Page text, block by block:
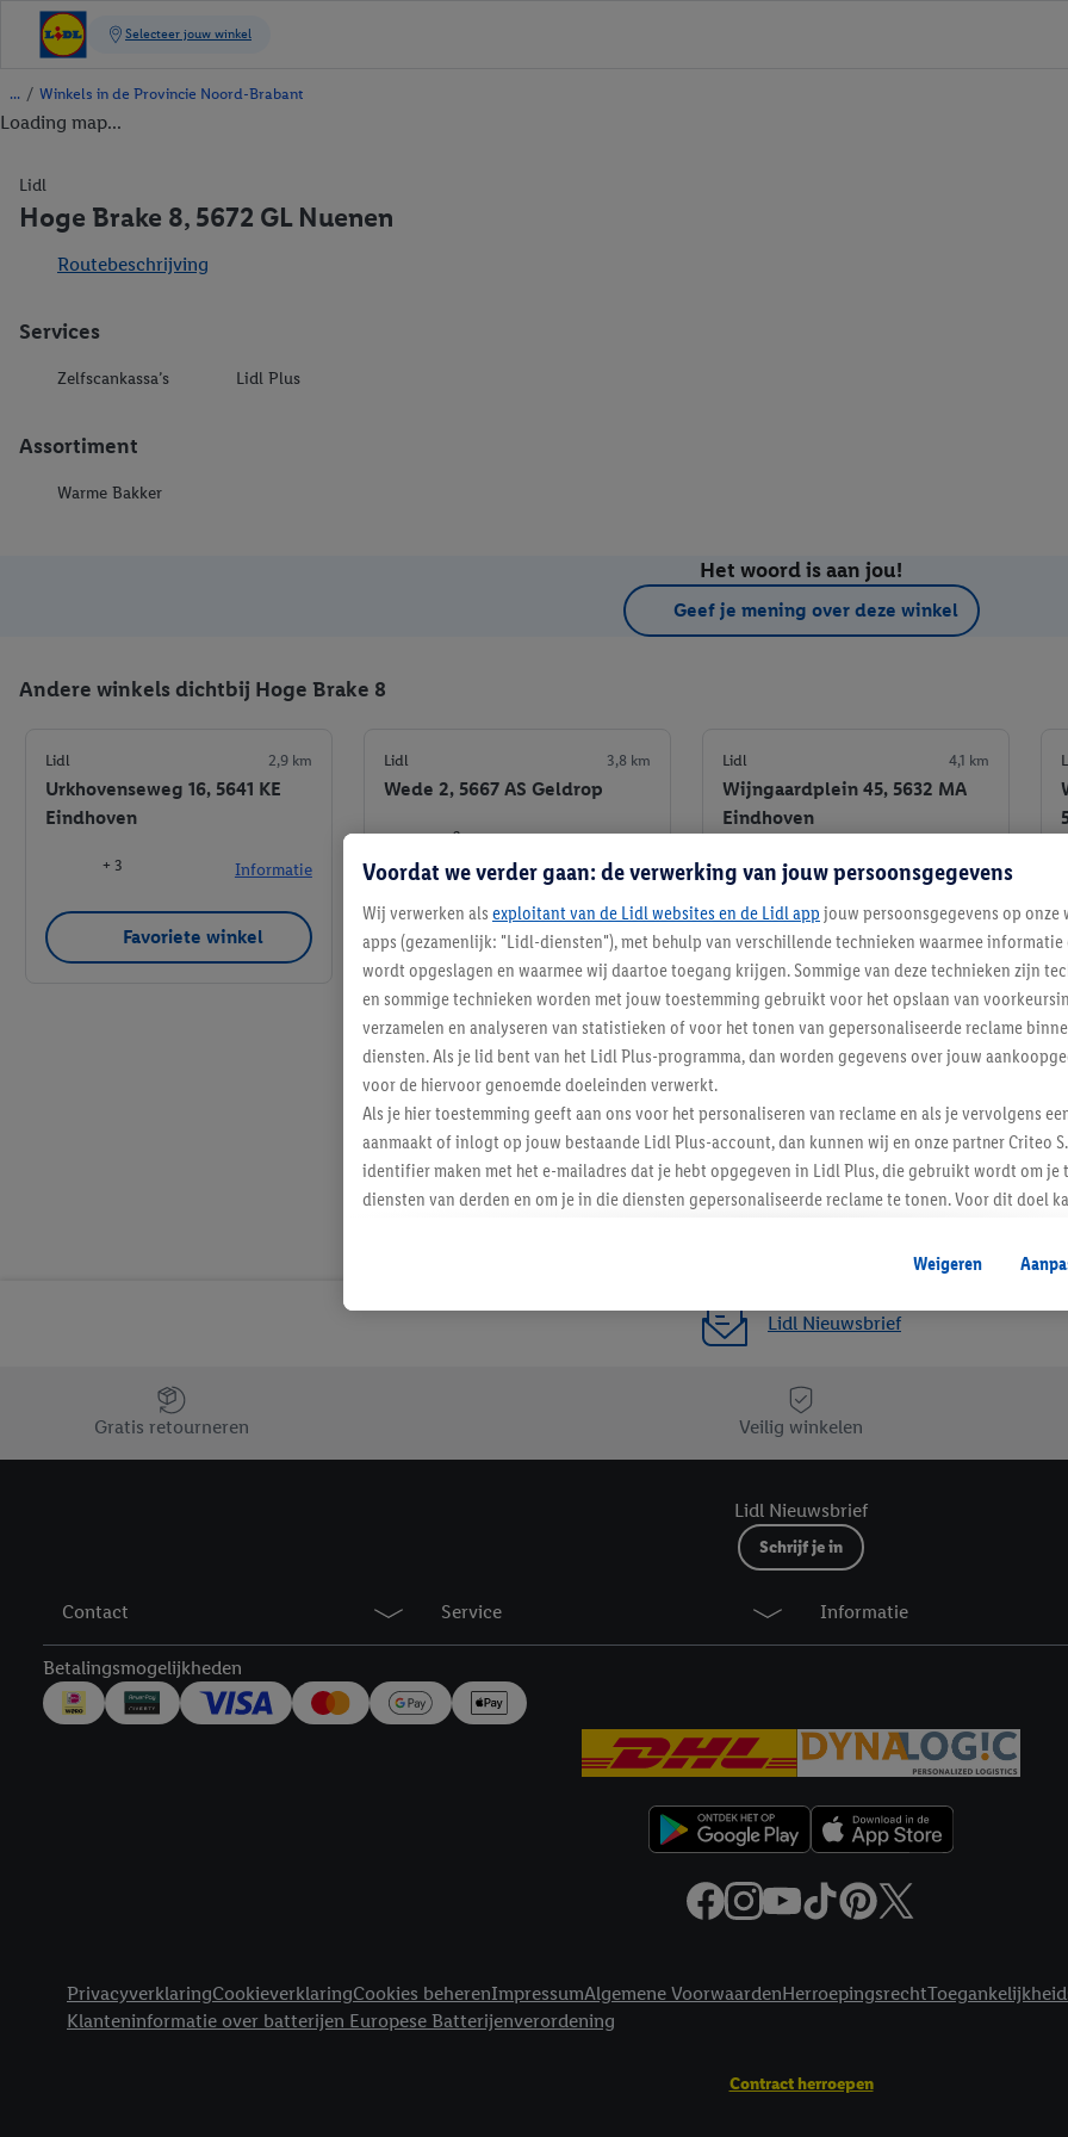
/ Winkels in de Provincie Noord-Brabant
Loading map...
Lidl
Hoge Brake 8, 5672 GL Nuenen
Routebeschrijving
Services
Zelfscankassa’s Lidl Plus
Assortiment
Warme Bakker
Het woord is aan jou!
Geef je mening over deze winkel
Andere winkels dichtbij Hoge Brake 8
Lidl 2,9 km
Urkhovenseweg 16, 5641 KE
Eindhoven
+ 3 Informatie
Favoriete winkel
Lidl 3,8 km
Wede 2, 5667 AS Geldrop
+ 3
Informatie
Favoriete winkel
Lidl 4,1 km
Wijngaardplein 45, 5632 MA
Eindhoven
Informatie
Favoriete winkel
Lidl Nieuwsbrief
Jouw voordelen bij ons als Lidl webshop klant
Gratis retourneren
Veilig winkelen
Lidl Nieuwsbrief
Schrijf je in
Contact Service Informatie
Betalingsmogelijkheden
PrivacyverklaringCookieverklaringCookies beherenImpressumAlgemene VoorwaardenHerroepingsrecht
Klanteninformatie over batterijen Europese Batterijenverordening
Contract herroepen
Voordat we verder gaan: de verwerking van jouw persoonsgegevens
Wij verwerken als exploitant van de Lidl websites en de Lidl app jouw persoonsgegevens op onze
apps (gezamenlijk: "Lidl-diensten"), met behulp van verschillende technieken waarmee
wordt opgeslagen en waarmee wij daartoe toegang krijgen. Sommige van deze technieken zijn
en sommige technieken worden met jouw toestemming gebruikt voor het opslaan van
verzamelen en analyseren van statistieken of voor het tonen van gepersonaliseerde reclame
diensten. Als je lid bent van het Lidl Plus-programma, dan worden gegevens over jouw
voor de hiervoor genoemde doeleinden verwerkt.
Als je hier toestemming geeft aan ons voor het personaliseren van reclame en als je vervolgens
aanmaakt of inlogt op jouw bestaande Lidl Plus-account, dan kunnen wij en onze partner Criteo
identifier maken met het e-mailadres dat je hebt opgegeven in Lidl Plus, die gebruikt wordt om je
diensten van derden en om je in die diensten gepersonaliseerde reclame te tonen. Voor dit doel
Als je hiervoor toestemming geeft, dan kunnen retargeting advertenties worden weergegeven
eerder interesse hebt getoond (bijvoorbeeld door het product in een winkelmandje van een
maar het niet te kopen). De retargeting advertenties kunnen op verschillende eindapparaten en
mailadres en met eventuele andere identifiers of met identifiers waarover Criteo S.A. beschikt, aan
Onder "Aanpassen" kun je aangeven met welke cookies en vergelijkbare technieken en met welke
Door te klikken op "Weigeren", kies je voor de optie dat er enkel technisch noodzakelijke cookies
Door op "Akkoord" te klikken, stem je in met alle verwerkingen voor alle bovengenoemde
Weigeren